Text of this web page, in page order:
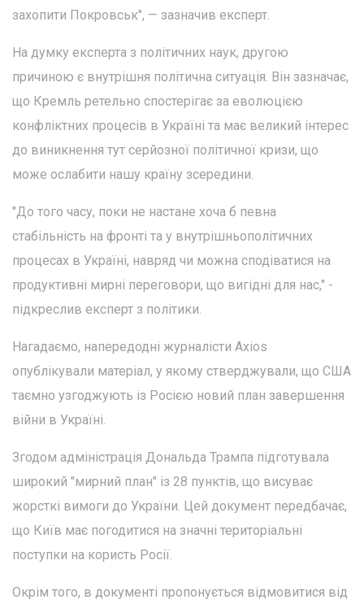
захопити Покровськ", — зазначив експерт.
На думку експерта з політичних наук, другою
причиною є внутрішня політична ситуація. Він зазначає,
що Кремль ретельно спостерігає за еволюцією
конфліктних процесів в Україні та має великий інтерес
до виникнення тут серйозної політичної кризи, що
може ослабити нашу країну зсередини.
"До того часу, поки не настане хоча б певна
стабільність на фронті та у внутрішньополітичних
процесах в Україні, навряд чи можна сподіватися на
продуктивні мирні переговори, що вигідні для нас," -
підкреслив експерт з політики.
Нагадаємо, напередодні журналісти Axios
опублікували матеріал, у якому стверджували, що США
таємно узгоджують із Росією новий план завершення
війни в Україні.
Згодом адміністрація Дональда Трампа підготувала
широкий "мирний план" із 28 пунктів, що висуває
жорсткі вимоги до України. Цей документ передбачає,
що Київ має погодитися на значні територіальні
поступки на користь Росії.
Окрім того, в документі пропонується відмовитися від